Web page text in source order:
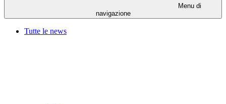
Menu di
navigazione
Tutte le news